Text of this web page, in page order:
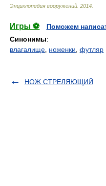
Энциклопедия вооружений 2014
Игры ⚽
Поможем
Синонимы:
влагалище ноженки футляр
НОЖ СТРЕЛЯЮЩИЙ